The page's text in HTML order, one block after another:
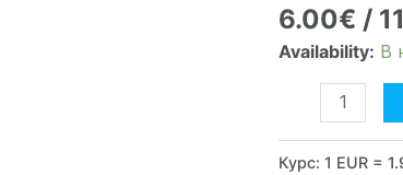
6.00€ /
Availability: В
NFB-
41m-
броя
Курс: 1 EUR =